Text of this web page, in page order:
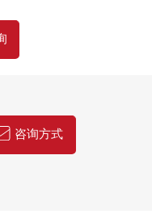
系。
咨询方式